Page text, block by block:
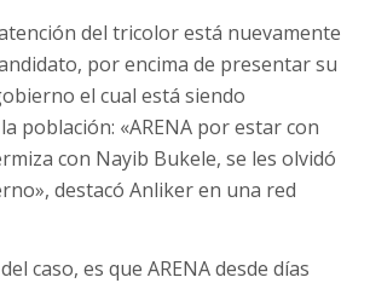
del tricolor está nuevamente
por encima de presentar su
el cual está siendo
población: «ARENA por estar con
con Nayib Bukele, se les olvidó
destacó Anliker en una red
caso, es que ARENA desde días